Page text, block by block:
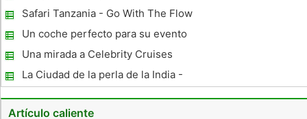
Safari Tanzania - Go With The Flow
Un coche perfecto para su evento
memorable
Una mirada a Celebrity Cruises
La Ciudad de la perla de la India -
Hyderabad
Artículo caliente